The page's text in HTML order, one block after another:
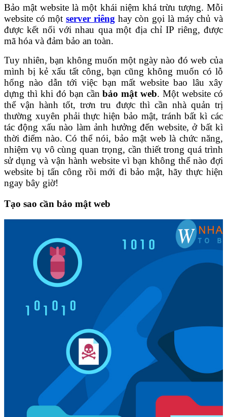
Bảo mật website là một khái niệm khá trừu tượng. Mỗi
website có mộtserver riênghay còn gọi là máy chủ và
được kết nối với nhau qua một địa chỉ IP riêng, được
mã hóa và đảm bảo an toàn.
Tuy nhiên, bạn không muốn một ngày nào đó web của
mình bị kẻ xấu tất công, bạn cũng không muốn có lỗ
hổng nào dẫn tới việc bạn mất website bao lâu xây
dựng thì khi đó bạn cầnbảo mật web. Một website có
thể vận hành tốt, trơn tru được thì cần nhà quản trị
thường xuyên phải thực hiện bảo mật, tránh bất kì các
tác động xấu nào làm ảnh hưởng đến website, ở bất kì
thời điểm nào. Có thể nói, bảo mật web là chức năng,
nhiệm vụ vô cùng quan trọng, cần thiết trong quá trình
sử dụng và vận hành website vì bạn không thể nào đợi
website bị tấn công rồi mới đi bảo mật, hãy thực hiện
ngay bây giờ!
Tạo sao cần bảo mật web